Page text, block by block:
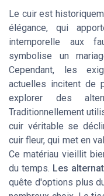
Le cuir est
élégance, qui
intemporelle aux
symbolise un
Cependant, les
actuelles incitent de
explorer des
Traditionnellement
cuir véritable se
cuir fleur, qui met en
Ce matériau vieillit
du temps. Les
quête d'options plus